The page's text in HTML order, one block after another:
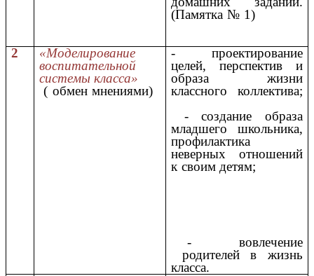
(Памятка № 1)
2
«Моделирование
воспитательной
системы класса»
( обмен мнениями)
- проектирование
целей, перспектив и
образа жизни
классного коллектива;
- создание образа
младшего школьника,
профилактика
неверных отношений
к своим детям;
- вовлечение
родителей в жизнь
класса.